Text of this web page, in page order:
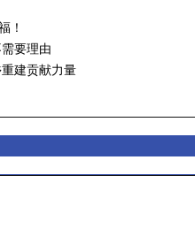
！
要理由
建贡献力量